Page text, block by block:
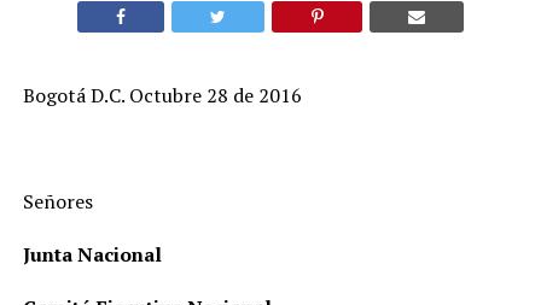
Bogotá D.C. Octubre 28 de 2016
Señores
Junta Nacional